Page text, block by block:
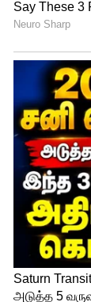
தொண்டர்கள்
காணொளி